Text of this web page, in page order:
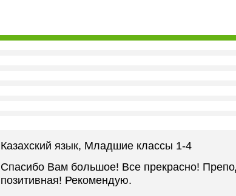
Казахский язык, Младшие классы 1-4
Спасибо Вам большое! Все прекрасно!
позитивная! Рекомендую.